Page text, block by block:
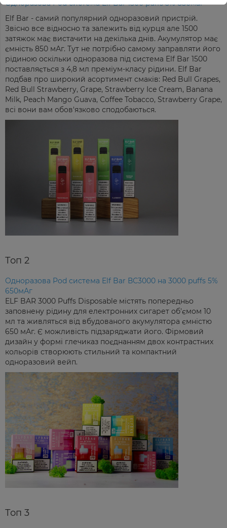
Одноразова Pod система Elf Bar 1500 puffs 5% 850маг
Elf Bar - самий популярний одноразовий пристрій.
Звісно все відносно та залежить від курця але 1500
затяжок має вистачити на декілька днів. Акумулятор має
ємність 850 мАг. Тут не потрібно самому заправляти його
рідиною оскільки одноразова під система Elf Bar 1500
поставляється з 4,8 мл преміум-класу рідини. Elf Bar
подбав про широкий асортимент смаків: Red Bull Grapes,
Red Bull Strawberry, Grape, Strawberry Ice Cream, Banana
Milk, Peach Mango Guava, Coffee Tobacco, Strawberry Grape,
всі вони вам обов'язково сподобаються.
Топ 2
Одноразова Pod система Elf Bar ВС3000 на 3000 puffs 5%
650мАг
ELF BAR 3000 Puffs Disposable містять попередньо
заповнену рідину для електронних сигарет об'ємом 10
мл та живляться від вбудованого акумулятора ємністю
650 мАг. Є можливість підзаряджати його. Фірмовий
дизайн у формі глечиказ поєднанням двох контрастних
кольорів створюють стильний та компактний
одноразовий вейп.
Топ 3